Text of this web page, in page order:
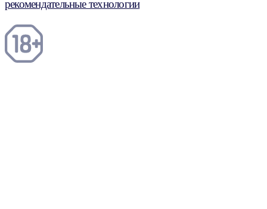
рекомендательные технологии